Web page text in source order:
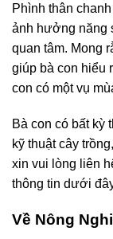
Phình thân
ảnh hưởng năng
quan tâm. Mong
giúp bà con hiểu
con có một vụ
Bà con có bất kỳ
kỹ thuật cây
xin vui lòng liên
thông tin dưới
Về Nông